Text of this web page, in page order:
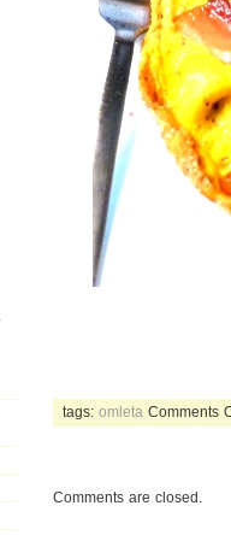
tags: omleta Comments
Comments are closed.